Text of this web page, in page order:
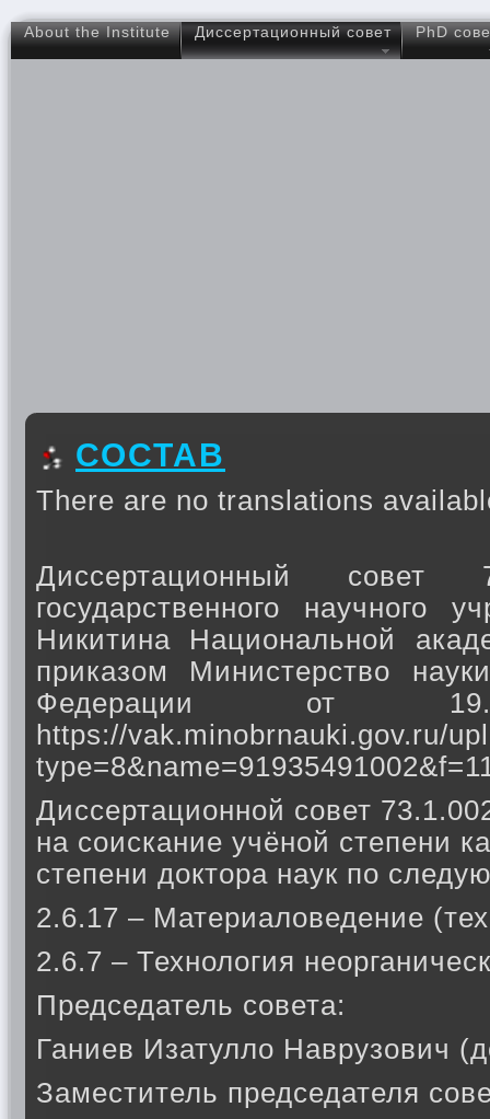
About the Institute Диссертационный совет PhD
СОСТАВ
There are no translations
Диссертационный
государственного
Никитина Национальной
приказом Министерство
Федерации от
https://vak.minobrnauki.gov.ru/
Диссертационной совет
на соискание учёной степени
степени доктора наук по
2.6.17 – Материаловедение
2.6.7 – Технология
Председатель совета:
Ганиев Изатулло Наврузович
Заместитель председателя